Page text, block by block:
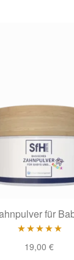
für
Bewertet mit
19,00 €